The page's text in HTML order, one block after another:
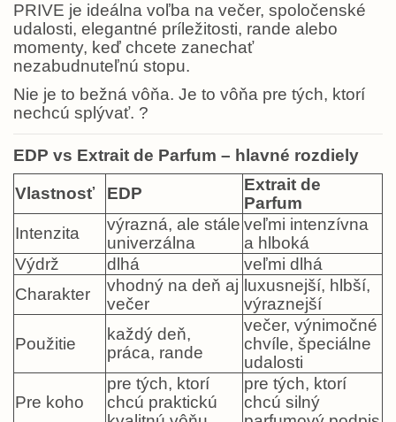
PRIVE je ideálna voľba na večer, spoločenské
udalosti, elegantné príležitosti, rande alebo
momenty, keď chcete zanechať
nezabudnuteľnú stopu.
Nie je to bežná vôňa. Je to vôňa pre tých, ktorí
nechcú splývať. ?
EDP vs Extrait de Parfum – hlavné rozdiely
Vlastnosť EDP
Extrait de
Parfum
Intenzita
výrazná, ale stále
univerzálna
veľmi intenzívna
a hlboká
Výdrž
dlhá
veľmi dlhá
Charakter
vhodný na deň aj
večer
luxusnejší, hlbší,
výraznejší
Použitie
každý deň,
práca, rande
večer, výnimočné
chvíle, špeciálne
udalosti
Pre koho
pre tých, ktorí
chcú praktickú
pre tých, ktorí
chcú silný